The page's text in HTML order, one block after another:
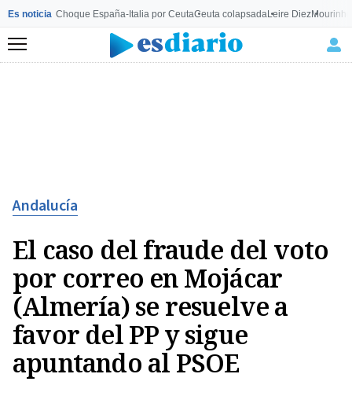
Es noticia Choque España-Italia por CeutaCeuta colapsadaLeire Diez
Menú
Andalucía
El caso del fraude del voto
por correo en Mojácar
(Almería) se resuelve a
favor del PP y sigue
apuntando al PSOE